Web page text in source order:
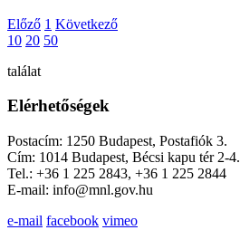
Előző 1 Következő
10 20 50
találat
Elérhetőségek
Postacím: 1250 Budapest, Postafiók 3.
Cím: 1014 Budapest, Bécsi kapu tér 2-4.
Tel.: +36 1 225 2843, +36 1 225 2844
E-mail: info@mnl.gov.hu
e-mail facebook vimeo